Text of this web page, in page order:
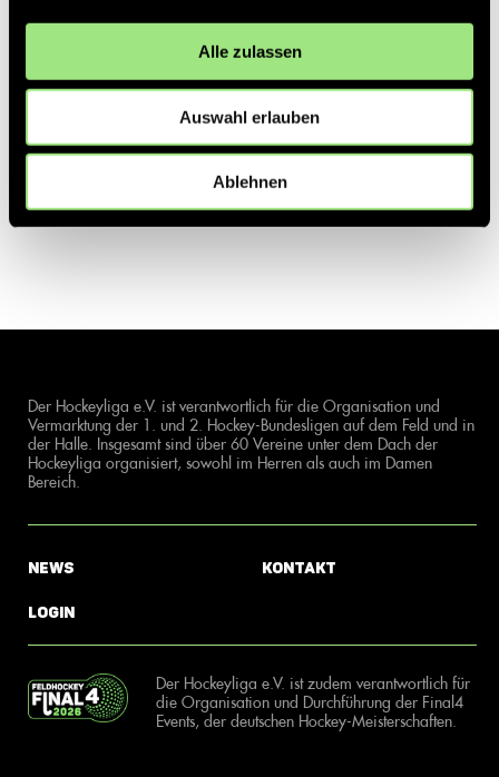
Alle zulassen
Auswahl erlauben
Ablehnen
Der Hockeyliga e.V. ist verantwortlich für die Organisation und
Vermarktung der 1. und 2. Hockey-Bundesligen auf dem Feld und in
der Halle. Insgesamt sind über 60 Vereine unter dem Dach der
Hockeyliga organisiert, sowohl im Herren als auch im Damen
Bereich.
News
Login
Kontakt
Der Hockeyliga e.V. ist zudem verantwortlich für
die Organisation und Durchführung der Final4
Events, der deutschen Hockey-Meisterschaften.